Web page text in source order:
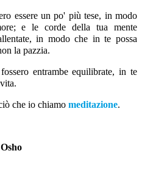
essere un po' più tese, in modo
e le corde della tua mente
in modo che in te possa
la pazzia.
entrambe equilibrate, in te
che io chiamo meditazione.
Osho